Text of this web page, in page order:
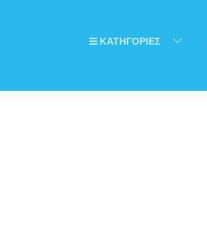
ΚΑΤΗΓΟΡΙΕΣ